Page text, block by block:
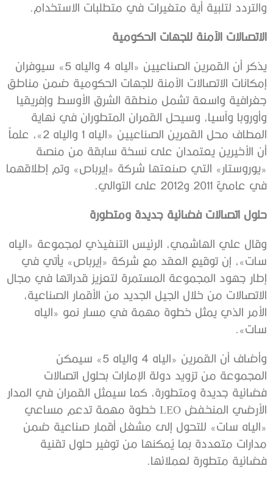
والتردد لتلبية أية متغيرات في متطلبات الاستخدام.
الاتصالات الآمنة للجهات الحكومية
يذكر أن القمرين الصناعيين «الياه 4 والياه 5» سيوفران
إمكانات الاتصالات الآمنة للجهات الحكومية ضمن مناطق
جغرافية واسعة تشمل منطقة الشرق الأوسط وإفريقيا
وأوروبا وآسيا، وسيحل القمران المتطوران في نهاية
المطاف محل القمرين الصناعيين «الياه 1 والياه 2»، علماً
أن الأخيرين يعتمدان على نسخة سابقة من منصة
«يوروستار» التي صنعتها شركة «إيرباص» وتم إطلاقهما
في عاميّ 2011 و2012 على التوالي.
حلول اتصالات فضائية جديدة ومتطورة
وقال علي الهاشمي، الرئيس التنفيذي لمجموعة «الياه
سات»، إن توقيع العقد مع شركة «إيرباص» يأتي في
إطار جهود المجموعة المستمرة لتعزيز قدراتها في مجال
الاتصالات من خلال الجيل الجديد من الأقمار الصناعية،
الأمر الذي يمثل خطوة مهمة في مسار نمو «الياه
سات».
وأضاف أن القمرين «الياه 4 والياه 5» سيمكن
المجموعة من تزويد دولة الإمارات بحلول اتصالات
فضائية جديدة ومتطورة، كما سيمثل القمران في المدار
الأرضي المنخفض LEO خطوة مهمة تدعم مساعي
«الياه سات» للتحول إلى مشغل أقمار صناعية ضمن
مدارات متعددة بما يُمكنها من توفير حلول تقنية
فضائية متطورة لعملائها.